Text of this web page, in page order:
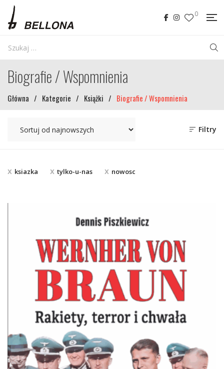
0
Biografie / Wspomnienia
Główna / Kategorie / Książki / Biografie / Wspomnienia
Filtry
ksiazka tylko-u-nas nowosc